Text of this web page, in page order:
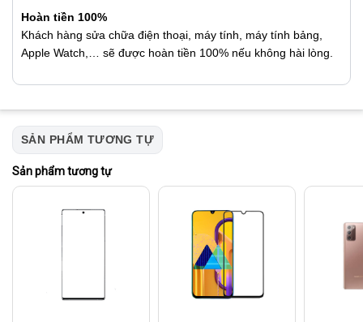
Hoàn tiền 100%
Khách hàng sửa chữa điện thoại, máy tính, máy tính bảng,
Apple Watch,… sẽ được hoàn tiền 100% nếu không hài lòng.
SẢN PHẨM TƯƠNG TỰ
Sản phẩm tương tự